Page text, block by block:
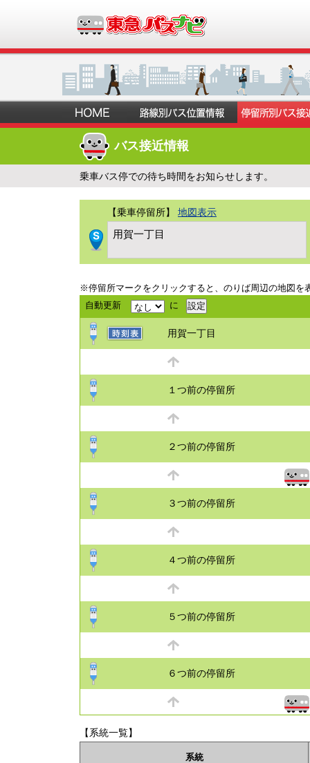
バス接近情報
乗車バス停での待ち時間をお知らせします。
【乗車停留所】 地図表示
用賀一丁目
※停留所マークをクリックすると、のりば周辺の地図を
自動更新
に
用賀一丁目
１つ前の停留所
２つ前の停留所
３つ前の停留所
４つ前の停留所
５つ前の停留所
６つ前の停留所
【系統一覧】
系統